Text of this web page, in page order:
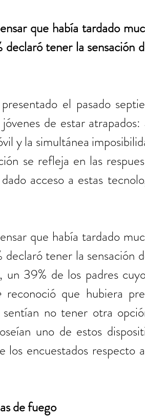
que había tardado
tener la sensación
el pasado
de estar atrapados:
y la simultánea
se refleja en las
acceso a estas
que había tardado
tener la sensación
39% de los padres
reconoció que hubiera
no tener otra
uno de estos
encuestados respecto
de fuego